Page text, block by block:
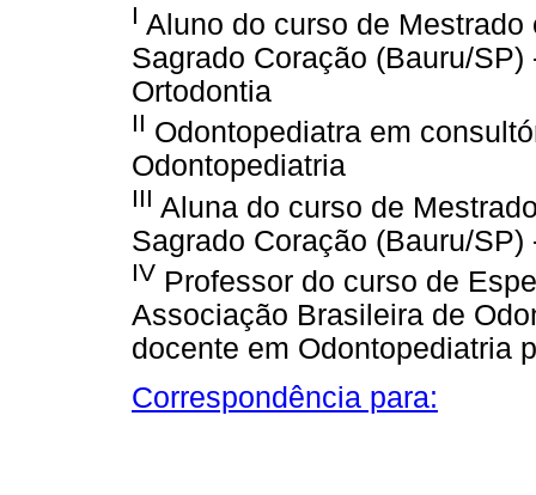
I Aluno do curso de
Sagrado Coração (Bauru/
Ortodontia
II Odontopediatra em
Odontopediatria
III Aluna do curso de
Sagrado Coração (Bauru/
IV Professor do curso de
Associação Brasileira de
docente em Odontopediatria
Correspondência para: